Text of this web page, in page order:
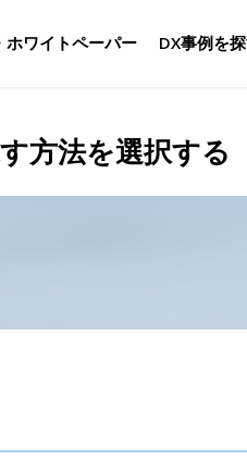
ホワイトペーパー DX事例を
方法を選択する